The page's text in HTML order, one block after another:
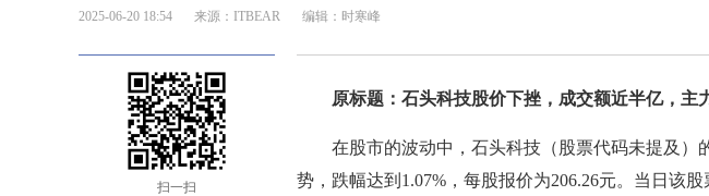
2025-06-20 18:54 来源：ITBEAR 编辑：时寒峰
扫一扫
原标题：石头科技股价下挫，成交额近半亿，主
在股市的波动中，石头科技（股票代码未提及）
势，跌幅达到1.07%，每股报价为206.26元。当日该